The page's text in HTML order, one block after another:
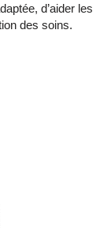
d’aider les
des soins.